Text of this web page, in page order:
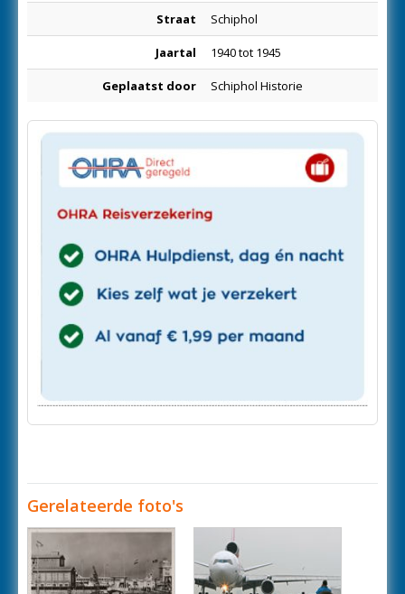
Straat Schiphol
Jaartal 1940 tot 1945
Geplaatst door Schiphol Historie
Gerelateerde foto's